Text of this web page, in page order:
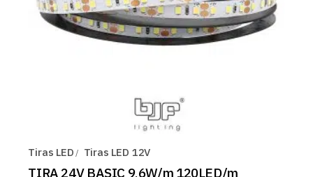
Tiras LED Tiras LED 12V
TIRA 24V BASIC 9,6W/m 120LED/m